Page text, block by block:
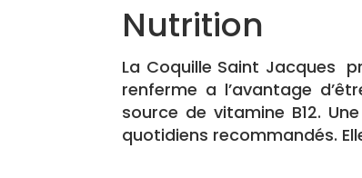
Nutrition
La Coquille Saint Jacques
renferme a l’avantage
source de vitamine B12.
quotidiens recommandés.